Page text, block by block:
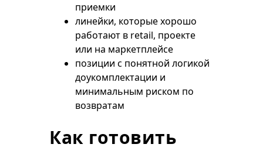
приемки
линейки, которые хорошо
работают в retail, проекте
или на маркетплейсе
позиции с понятной логикой
доукомплектации и
минимальным риском по
возвратам
Как готовить